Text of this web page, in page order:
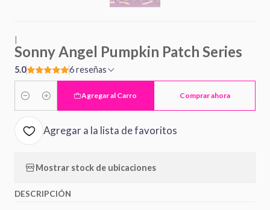
Sonny Angel Pumpkin Patch Series
5.0 6 reseñas
Cantidad
Agregar al Carro Comprar ahora
Agregar a la lista de favoritos
Mostrar stock de ubicaciones
DESCRIPCIÓN